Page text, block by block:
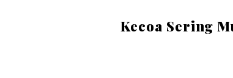
Kecoa Sering